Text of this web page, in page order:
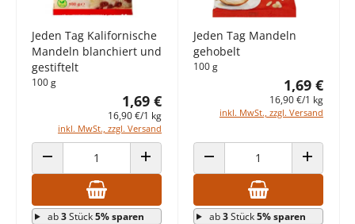
Jeden Tag Kalifornische
Mandeln blanchiert und
gestiftelt
100 g
1,69 €
16,90 €/1 kg
inkl. MwSt., zzgl. Versand
ANZAHL VERRINGERN ANZAHL ERHÖHEN
ab3Stück5% sparen
Jeden Tag Mandeln
gehobelt
100 g
1,69 €
16,90 €/1 kg
inkl. MwSt., zzgl. Versand
ANZAHL VERRINGERN ANZAHL
ab3Stück5% sparen